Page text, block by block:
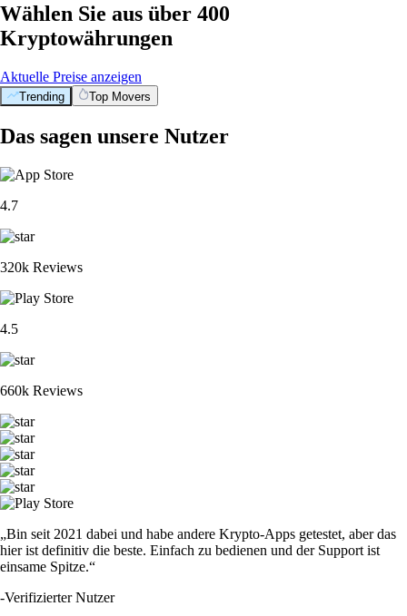
Wählen Sie aus über 400
Kryptowährungen
Aktuelle Preise anzeigen
Trending Top Movers
Das sagen unsere Nutzer
4.7
320k Reviews
4.5
660k Reviews
„Bin seit 2021 dabei und habe andere Krypto-Apps getestet, aber das
hier ist definitiv die beste. Einfach zu bedienen und der Support ist
einsame Spitze.“
-Verifizierter Nutzer